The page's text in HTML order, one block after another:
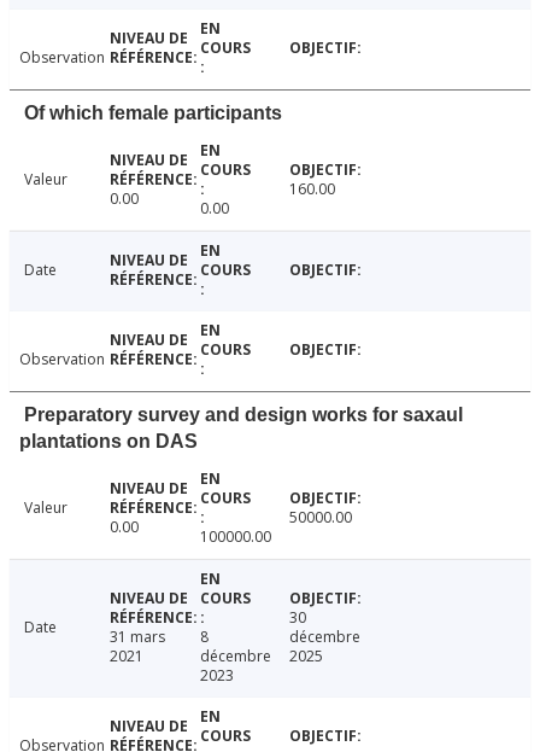
Observation
Of which female participants
Valeur
0.00
0.00
160.00
Date
Observation
Preparatory survey and design works for saxaul
plantations on DAS
Valeur
0.00
100000.00
50000.00
Date
31 mars
2021
8
décembre
2023
30
décembre
2025
Observation